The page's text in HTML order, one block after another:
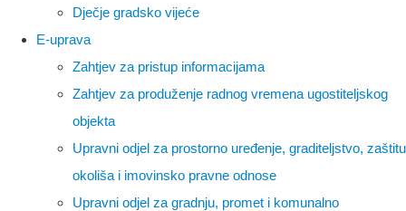
Dječje gradsko vijeće
E-uprava
Zahtjev za pristup informacijama
Zahtjev za produženje radnog vremena ugostiteljskog
objekta
Upravni odjel za prostorno uređenje, graditeljstvo, zaštitu
okoliša i imovinsko pravne odnose
Upravni odjel za gradnju, promet i komunalno